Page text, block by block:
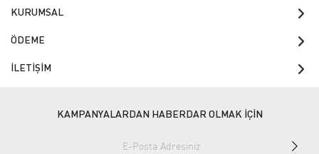
KURUMSAL
ÖDEME
İLETİŞİM
KAMPANYALARDAN HABERDAR OLMAK İÇİN